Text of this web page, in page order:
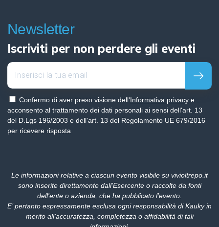
Newsletter
Iscriviti per non perdere gli eventi
Confermo di aver preso visione dell'Informativa privacy e
acconsento al trattamento dei dati personali ai sensi dell'art. 13
del D.Lgs 196/2003 e dell'art. 13 del Regolamento UE 679/2016
per ricevere risposta
Le informazioni relative a ciascun evento visibile su vivioltrepo.it
sono inserite direttamente dall’Esercente o raccolte da fonti
dell'ente o azienda, che ha pubblicato l’evento.
E’ pertanto espressamente esclusa ogni responsabilità di Kauky in
merito all’accuratezza, completezza o affidabilità di tali